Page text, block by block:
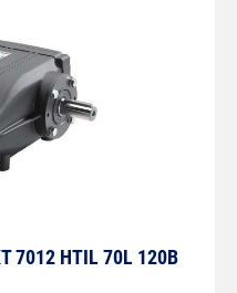
70L 120B